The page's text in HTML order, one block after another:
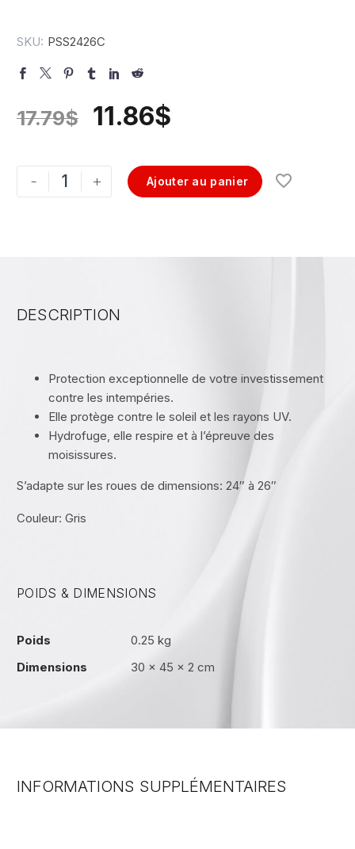
SKU: PSS2426C
17.79$ 11.86$
- + Ajouter au panier
DESCRIPTION
Protection exceptionnelle de votre investissement
contre les intempéries.
Elle protège contre le soleil et les rayons UV.
Hydrofuge, elle respire et à l’épreuve des
moisissures.
S’adapte sur les roues de dimensions: 24″ à 26″
Couleur: Gris
POIDS & DIMENSIONS
Poids
0.25 kg
Dimensions
30 × 45 × 2 cm
INFORMATIONS SUPPLÉMENTAIRES